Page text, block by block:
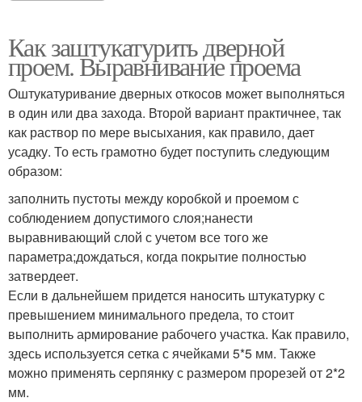
Как заштукатурить дверной
проем. Выравнивание проема
Оштукатуривание дверных откосов может выполняться
в один или два захода. Второй вариант практичнее, так
как раствор по мере высыхания, как правило, дает
усадку. То есть грамотно будет поступить следующим
образом:
заполнить пустоты между коробкой и проемом с
соблюдением допустимого слоя;нанести
выравнивающий слой с учетом все того же
параметра;дождаться, когда покрытие полностью
затвердеет.
Если в дальнейшем придется наносить штукатурку с
превышением минимального предела, то стоит
выполнить армирование рабочего участка. Как правило,
здесь используется сетка с ячейками 5*5 мм. Также
можно применять серпянку с размером прорезей от 2*2
мм.